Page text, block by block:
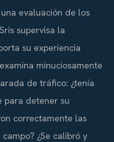
evaluación de los
supervisa la
su experiencia
minuciosamente
de tráfico: ¿tenía
para detener su
correctamente las
¿Se calibró y